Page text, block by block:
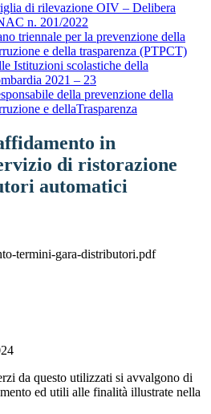
di rilevazione OIV – Delibera
n. 201/2022
triennale per la prevenzione della
e della trasparenza (PTPCT)
Istituzioni scolastiche della
2021 – 23
della prevenzione della
e dellaTrasparenza
in
di ristorazione
automatici
termini-gara-distributori.pdf
da questo utilizzati si avvalgono di
ed utili alle finalità illustrate nella